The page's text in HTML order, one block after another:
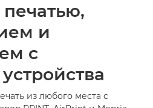
и
с
из любого места с